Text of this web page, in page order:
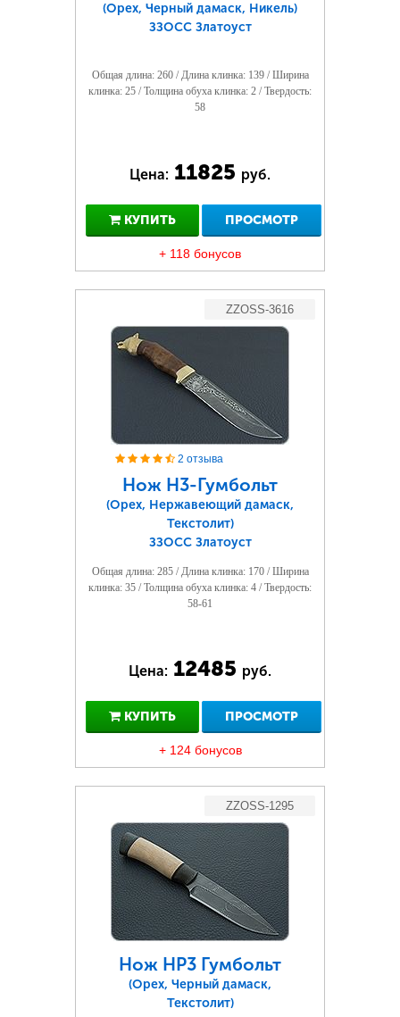
(Орех, Черный дамаск, Никель)
ЗЗОСС Златоуст
Общая длина: 260 / Длина клинка: 139 / Ширина
клинка: 25 / Толщина обуха клинка: 2 / Твердость:
58
Цена: 11825 руб.
КУПИТЬ ПРОСМОТР
+ 118 бонусов
ZZOSS-3616
2 отзыва
Нож Н3-Гумбольт
(Орех, Нержавеющий дамаск,
Текстолит)
ЗЗОСС Златоуст
Общая длина: 285 / Длина клинка: 170 / Ширина
клинка: 35 / Толщина обуха клинка: 4 / Твердость:
58-61
Цена: 12485 руб.
КУПИТЬ ПРОСМОТР
+ 124 бонусов
ZZOSS-1295
Нож НР3 Гумбольт
(Орех, Черный дамаск,
Текстолит)